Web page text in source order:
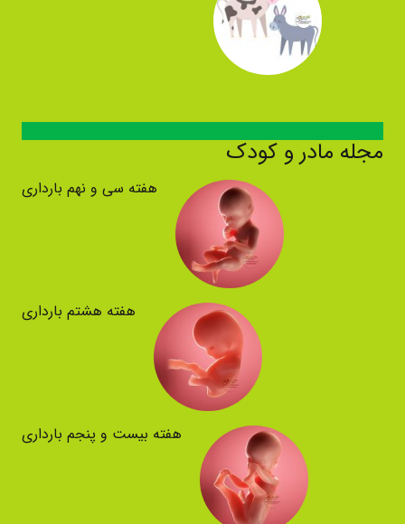
مجله مادر و کودک
هفته سی و نهم بارداری
هفته هشتم بارداری
هفته بیست و پنجم بارداری